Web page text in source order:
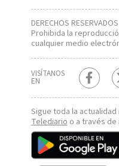
DERECHOS
Prohibida la
cualquier medio
VISÍTANOS
EN
Sigue toda la
Telediario o a través